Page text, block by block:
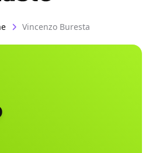
Vincenzo Buresta